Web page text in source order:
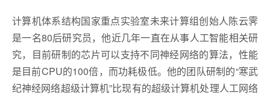
计算机体系结构国家重点实验室未来计算组创始人陈云霁
是一名80后研究员，他近几年一直在从事人工智能相关研
究，目前研制的芯片可以支持不同神经网络的算法，性能
是目前CPU的100倍，而功耗极低。他的团队研制的“寒武
纪神经网络超级计算机”比现有的超级计算机处理人工网络